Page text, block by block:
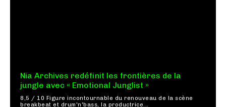
Nia Archives redéfinit les frontières de la
jungle avec « Emotional Junglist »
8,5 / 10 Figure incontournable du renouveau de la scène
breakbeat et drum'n'bass, la productrice...